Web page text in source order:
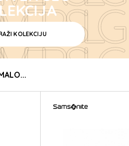
SLG
SLG
SLG
KOLEKCIJU